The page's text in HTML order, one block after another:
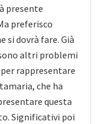
presente
preferisco
si dovrà fare. Già
altri problemi
rappresentare
che ha
questa
Significativi poi